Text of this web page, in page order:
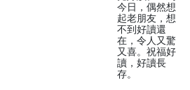
今日，偶然想
起老朋友，想
不到好讀還
在，令人又驚
又喜。祝福好
讀，好讀長
存。